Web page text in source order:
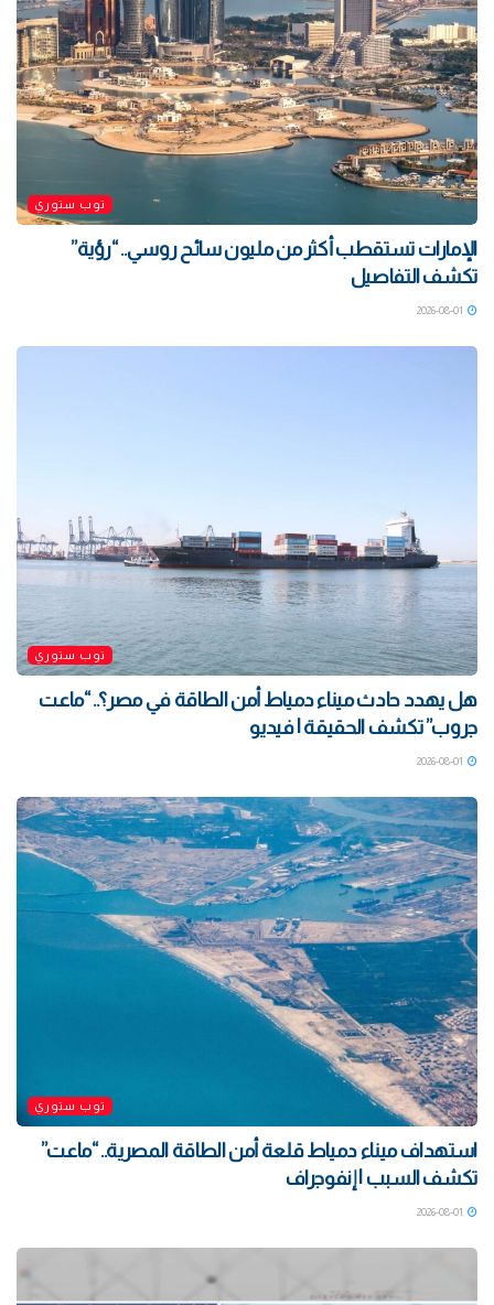
توب ستوري
الإمارات تستقطب أكثر من مليون سائح روسي.. “رؤية”
تكشف التفاصيل
2026-08-01
توب ستوري
هل يهدد حادث ميناء دمياط أمن الطاقة في مصر؟.. “ماعت
جروب” تكشف الحقيقة | فيديو
2026-08-01
توب ستوري
استهداف ميناء دمياط قلعة أمن الطاقة المصرية.. “ماعت”
تكشف السبب | إنفوجراف
2026-08-01